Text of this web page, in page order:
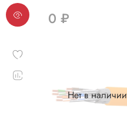
0 ₽
Нет в наличии